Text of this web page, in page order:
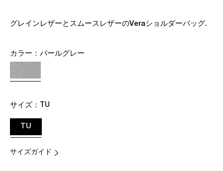
グレインレザーとスムースレザーのVeraショルダーバッグ.
カラー： パールグレー
サイズ： TU
TU
サイズガイド